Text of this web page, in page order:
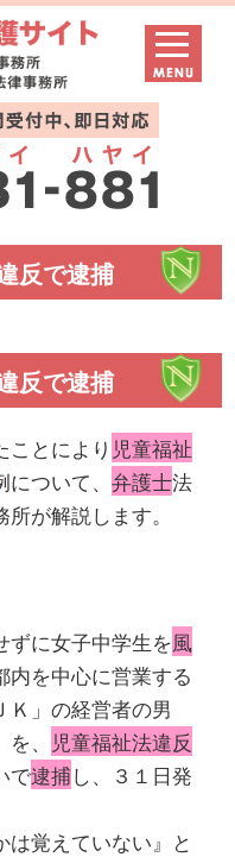
反で逮捕
反で逮捕
ことにより 児童福祉
について、弁護士法
が解説します。
ずに女子中学生を風
内を中心に営業する
Ｋ」の経営者の男
、
児童福祉法違反
で逮捕し、３１日発
は覚えていない』と